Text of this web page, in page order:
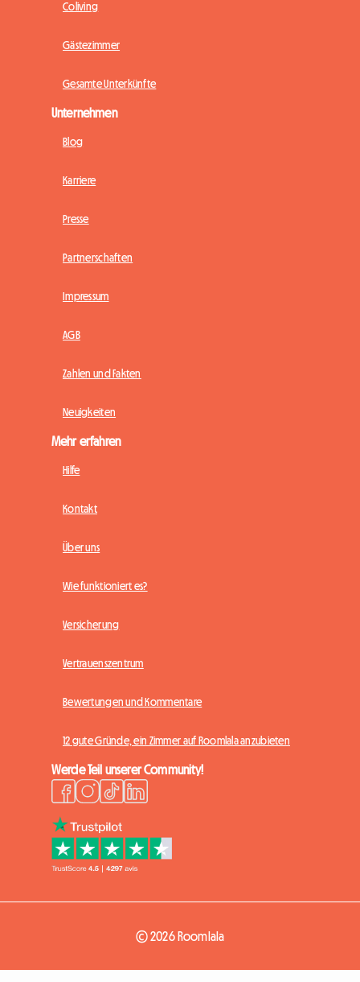
Coliving
Gästezimmer
Gesamte Unterkünfte
Unternehmen
Blog
Karriere
Presse
Partnerschaften
Impressum
AGB
Zahlen und Fakten
Neuigkeiten
Mehr erfahren
Hilfe
Kontakt
Über uns
Wie funktioniert es?
Versicherung
Vertrauenszentrum
Bewertungen und Kommentare
12 gute Gründe, ein Zimmer auf Roomlala anzubieten
Werde Teil unserer Community!
© 2026 Roomlala